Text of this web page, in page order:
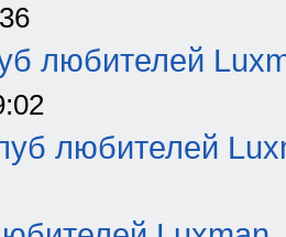
любителей
любителей